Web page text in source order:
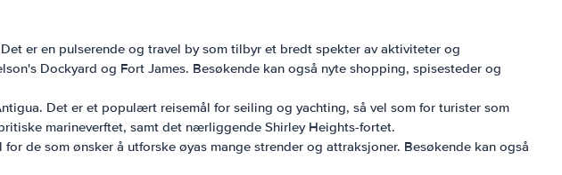
er en pulserende og travel by som tilbyr et bredt spekter av aktiviteter og
Dockyard og Fort James. Besøkende kan også nyte shopping, spisesteder og
Det er et populært reisemål for seiling og yachting, så vel som for turister som
marineverftet, samt det nærliggende Shirley Heights-fortet.
de som ønsker å utforske øyas mange strender og attraksjoner. Besøkende kan også